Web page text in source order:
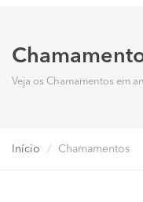
Veja os Chamamentos em
Início Chamamentos